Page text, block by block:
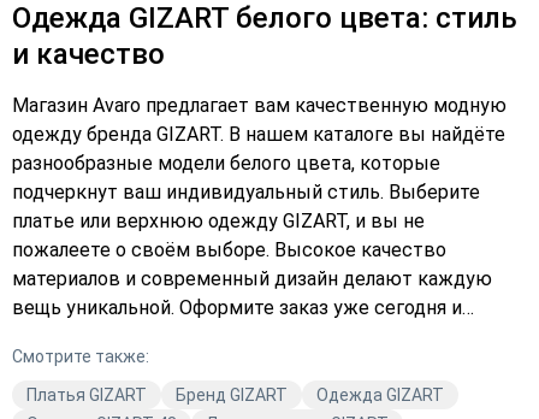
Одежда GIZART белого цвета: стиль
и качество
Магазин Avaro предлагает вам качественную модную
одежду бренда GIZART. В нашем каталоге вы найдёте
разнообразные модели белого цвета, которые
подчеркнут ваш индивидуальный стиль. Выберите
платье или верхнюю одежду GIZART, и вы не
пожалеете о своём выборе. Высокое качество
материалов и современный дизайн делают каждую
вещь уникальной. Оформите заказ уже сегодня и
Подберите платье или верхнюю одежду GIZART белого
цвета и станьте звездой этого сезона. Закажите с
Смотрите также:
Платья GIZART
Бренд GIZART
Одежда GIZART